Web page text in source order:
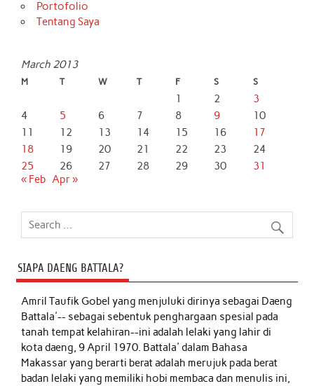
Portofolio
Tentang Saya
March 2013
M T W T F S S
1 2
3
4
5 6 7 8 9
10
11
12 13 14 15 16
17
18
19 20 21 22 23
24
25
26 27 28 29 30
31
« Feb Apr »
SIAPA DAENG BATTALA?
Amril Taufik Gobelyang menjuluki dirinya sebagai Daeng
Battala'-- sebagai sebentuk penghargaan spesial pada
tanah tempat kelahiran--ini adalah lelaki yang lahir di
kota daeng, 9 April 1970. Battala' dalam Bahasa
Makassar yang berarti berat adalah merujuk pada berat
badan lelaki yang memiliki hobi membaca dan menulis ini,